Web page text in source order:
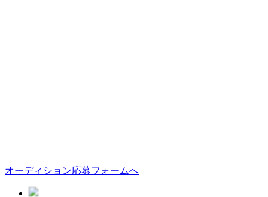
オーディション応募フォームへ